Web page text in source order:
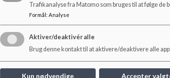
Trafikanalyse fra Matomo som bruges til at følge de
Formål : Analyse
Aktiver/deaktivér alle
Brug denne kontakt til at aktivere/deaktivere alle
Kun nødvendige Accepter